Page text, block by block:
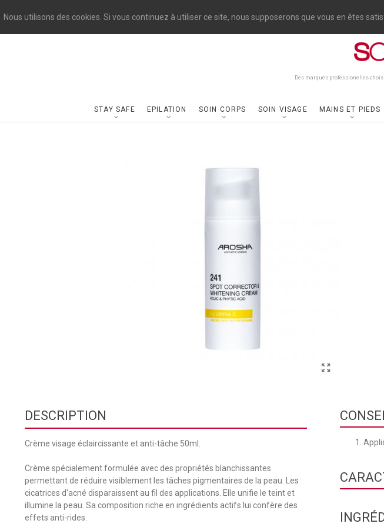
Nous utilisons des cookies. Si vous continuez à utiliser ce site, nous supposerons que vous en êtes
Des marques professionelles
STAY SAFE EPILATION SOIN CORPS SOIN VISAGE MAINS ET PIEDS
DESCRIPTION
Crème visage éclaircissante et anti-tâche 50ml.
Crème spécialement formulée avec des propriétés blanchissantes
permettant de réduire visiblement les tâches pigmentaires de la peau. Les
cicatrices d'acné disparaissent au fil des applications. Elle unifie le teint et
illumine la peau. Sa composition riche en ingrédients actifs lui confère des
effets anti-rides.
Texture